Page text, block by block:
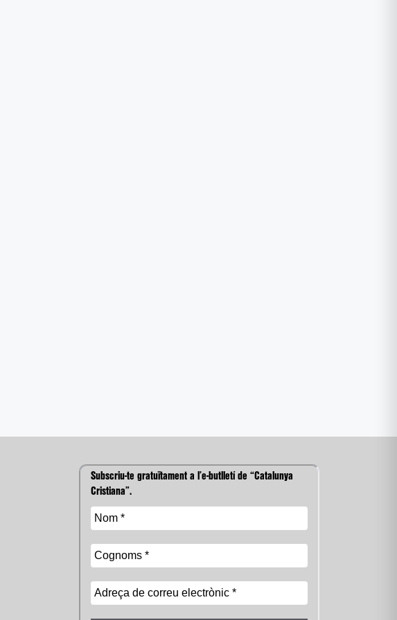
Subscriu-te gratuïtament a l’e-butlletí de “Catalunya
Cristiana”.